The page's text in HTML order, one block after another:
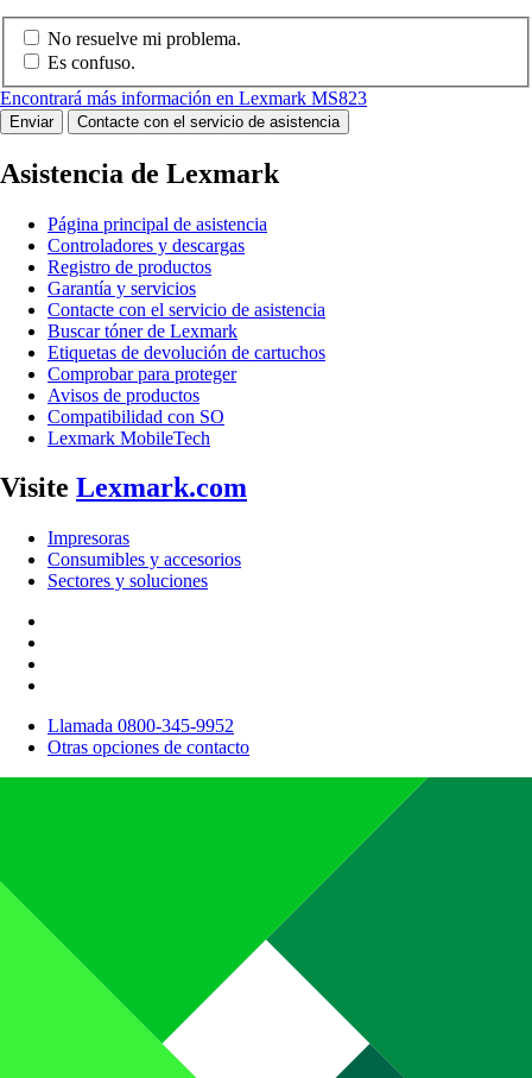
No resuelve mi problema.
Es confuso.
Encontrará más información en Lexmark MS823
Enviar Contacte con el servicio de asistencia
Asistencia de Lexmark
Página principal de asistencia
Controladores y descargas
Registro de productos
Garantía y servicios
Contacte con el servicio de asistencia
Buscar tóner de Lexmark
Etiquetas de devolución de cartuchos
Comprobar para proteger
Avisos de productos
Compatibilidad con SO
Lexmark MobileTech
Visite Lexmark.com
Impresoras
Consumibles y accesorios
Sectores y soluciones
Llamada 0800-345-9952
Otras opciones de contacto